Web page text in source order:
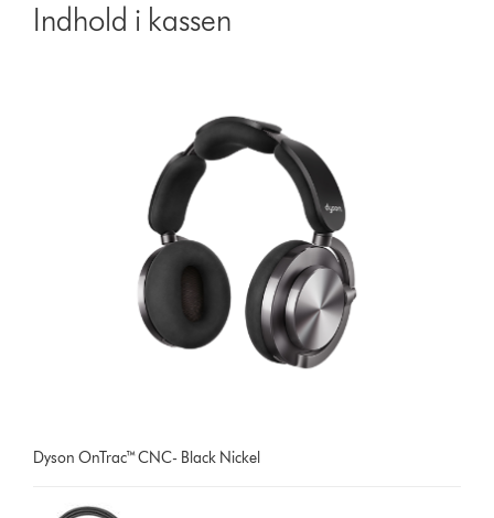
Indhold i kassen
Dyson OnTrac™ CNC- Black Nickel